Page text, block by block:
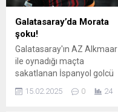
Galatasaray’da Morata
şoku!
Galatasaray'ın AZ Alkmaar
ile oynadığı maçta
sakatlanan İspanyol golcü
Alvaro Morata'nın
Fenerbahçe derbisinde
15.02.2025 0 24